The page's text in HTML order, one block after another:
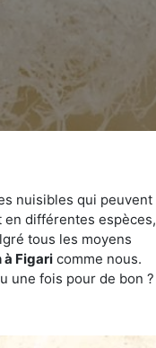
nuisibles qui peuvent
en différentes espèces,
tous les moyens
à Figari comme nous.
une fois pour de bon ?